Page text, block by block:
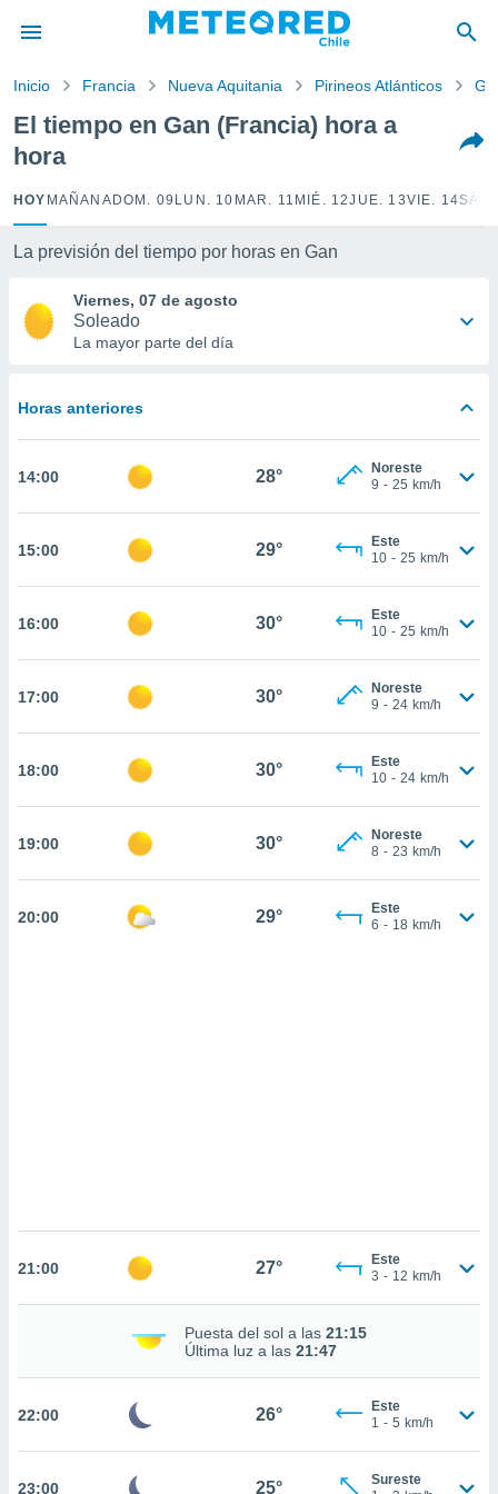
por
para
la
calidad.
a este
las
y
forma
basada
permite
coste.
botón
a la
todas
ya sean
nos
en
perfil
y
de
En
CONTINUAR
Inicio Francia Nueva Aquitania Pirineos Atlánticos
El tiempo en Gan (Francia) hora a
hora
HOY MAÑANA DOM. 09 LUN. 10 MAR. 11 MIÉ. 12JUE. 13VIE. 14
La previsión del tiempo por horas en Gan
Viernes, 07 de agosto
Soleado
La mayor parte del día
Horas anteriores
14:00 28°
Noreste
9 - 25 km/h
15:00 29°
Este
10 - 25 km/h
16:00 30°
Este
10 - 25 km/h
17:00 30°
Noreste
9 - 24 km/h
18:00 30°
Este
10 - 24 km/h
19:00 30°
Noreste
8 - 23 km/h
20:00 29°
Este
6 - 18 km/h
21:00 27°
Este
3 - 12 km/h
Puesta del sol a las 21:15
Última luz a las 21:47
22:00 26°
Este
1 - 5 km/h
23:00 25°
Sureste